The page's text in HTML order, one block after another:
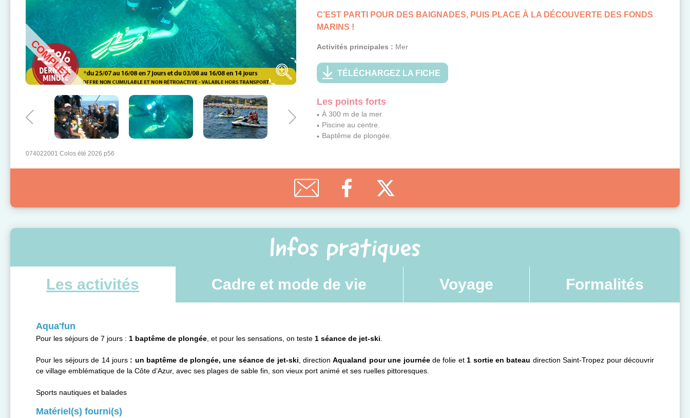
COMPLET
074022001 Colos été 2026 p56
C’EST PARTI POUR DES BAIGNADES, PUIS PLACE À LA DÉCOUVERTE DES FONDS
MARINS !
Activités principales : Mer
TÉLÉCHARGEZ LA FICHE
Les points forts
À 300 m de la mer.
Piscine au centre.
Baptême de plongée.
Infos pratiques
Les activités Cadre et mode de vie Voyage Formalités
Aqua'fun
Pour les séjours de 7 jours : 1 baptême de plongée , et pour les sensations, on teste 1 séance de jet-ski
Pour les séjours de 14 jours : un baptême de plongée, une séance de jet-ski , directionAqualand pour une journéede folie et1 sortie en bateau direction Saint-Tropez pour découvrir
ce village emblématique de la Côte d’Azur, avec ses plages de sable fin, son vieux port animé et ses ruelles pittoresques.
Sports nautiques et balades
Matériel(s) fourni(s)